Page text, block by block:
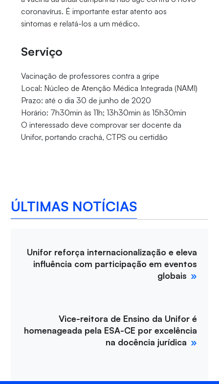
coronavírus. É importante estar atento aos
sintomas e relatá-los a um médico.
Serviço
Vacinação de professores contra a gripe
Local: Núcleo de Atenção Médica Integrada (NAMI)
Prazo: até o dia 30 de junho de 2020
Horário: 7h30min às 11h; 13h30min às 15h30min
O interessado deve comprovar ser docente da
Unifor, portando crachá, CTPS ou certidão
ÚLTIMAS NOTÍCIAS
Unifor reforça internacionalização e eleva
influência com participação em eventos
globais
Vice-reitora de Ensino da Unifor é
homenageada pela ESA-CE por excelência
na docência jurídica